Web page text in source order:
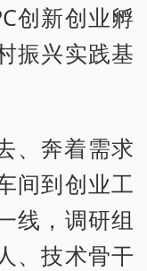
创新创业孵
振兴实践基
、奔着需求
间到创业工
线，调研组
、技术骨干